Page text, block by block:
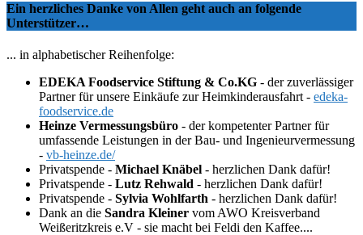
Ein herzliches Danke von Allen geht auch an folgende
Unterstützer…
... in alphabetischer Reihenfolge:
EDEKA Foodservice Stiftung & Co.KG - der zuverlässiger
Partner für unsere Einkäufe zur Heimkinderausfahrt - edeka-
foodservice.de
Heinze Vermessungsbüro - der kompetenter Partner für
umfassende Leistungen in der Bau- und Ingenieurvermessung
- vb-heinze.de/
Privatspende - Michael Knäbel - herzlichen Dank dafür!
Privatspende - Lutz Rehwald - herzlichen Dank dafür!
Privatspende - Sylvia Wohlfarth - herzlichen Dank dafür!
Dank an die Sandra Kleiner vom AWO Kreisverband
Weißeritzkreis e.V - sie macht bei Feldi den Kaffee....